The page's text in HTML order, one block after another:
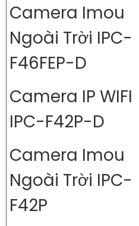
Camera Imou
Ngoài Trời IPC-
F46FEP-D
Camera IP WIFI
IPC-F42P-D
Camera Imou
Ngoài Trời IPC-
F42P